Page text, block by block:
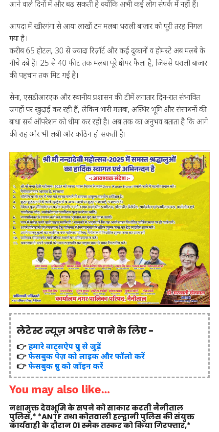
आने वाले दिनों में और बढ़ सकती है क्योंकि अभी कई लोग संपर्क में नहीं हैं।
आपदा में खीरगंगा से आया लाखों टन मलबा धराली बाजार को पूरी तरह निगल
गया है।
करीब 65 होटल, 30 से ज्यादा रिज़ॉर्ट और कई दुकानों व होमस्टे अब मलबे के
नीचे दबे हैं। 25 से 40 फीट तक मलबा पूरे क्षेत्र पर फैला है, जिससे धराली बाजार
की पहचान तक मिट गई है।
सेना, एसडीआरएफ और स्थानीय प्रशासन की टीमें लगातार दिन-रात संभावित
जगहों पर खुदाई कर रही हैं, लेकिन भारी मलबा, अस्थिर भूमि और संसाधनों की
बाधा सर्च ऑपरेशन को धीमा कर रही है। अब तक का अनुभव बताता है कि आगे
की राह और भी लंबी और कठिन हो सकती है।
लेटेस्ट न्यूज़ अपडेट पाने के लिए -
👉हमारे वाट्सऐप ग्रुप से जुड़ें
👉फेसबुक पेज़ को लाइक और फॉलो करें
👉फेसबुक ग्रुप को जॉइन करें
You may also like...
नशामुक्त देवभूमि के सपने को साकार करती नैनीताल
पुलिस,* *ANTF तथा कोतवाली हल्द्वानी पुलिस की संयुक्त
कार्यवाही के दौरान 01 स्मैक तस्कर को किया गिरफ्तार,*